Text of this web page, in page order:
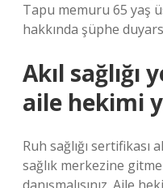
Tapu memuru 65 yaş
hakkında şüphe
Akıl
aile hekimi
Ruh sağlığı sertifikası
sağlık merkezine